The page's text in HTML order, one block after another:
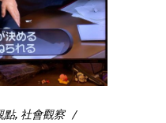
點, 社會觀察